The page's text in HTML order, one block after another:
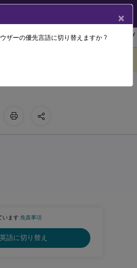
リバリー エージェント
Linux Virtual Delivery
います.免責事項
英語に切り替え
ユーザーインターフ
×
ザーの優先言語に切り替えますか ?